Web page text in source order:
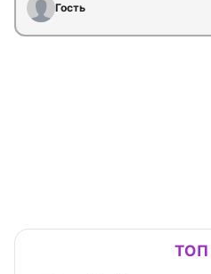
Гость
ТОП